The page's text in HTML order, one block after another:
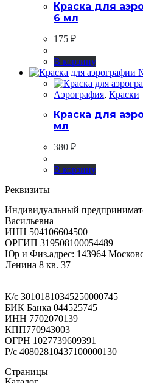
Краска для
6 мл
175 ₽
В корзину
Аэрография, Краски
Краска для
мл
380 ₽
В корзину
Реквизиты
Индивидуальный
Васильевна
ИНН 504106604500
ОРГИП 319508100054489
Юр и Физ.адрес: 143964
Ленина 8 кв. 37
К/с 30101810345250000745
БИК Банка 044525745
ИНН 7702070139
КПП770943003
ОГРН 1027739609391
Р/с 40802810437100000130
Страницы